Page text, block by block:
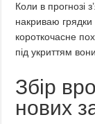
Коли в прогнозі
накриваю грядки
короткочасне
під укриттям
Збір
нових